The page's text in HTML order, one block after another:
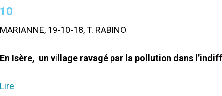
10
MARIANNE, 19-10-18, T. RABINO
En Isère, un village ravagé par la pollution dans
Lire